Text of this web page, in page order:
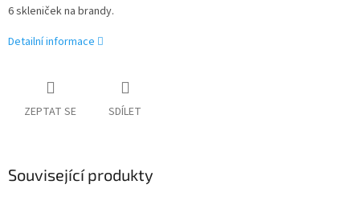
6 skleniček na brandy.
Detailní informace
ZEPTAT SE SDÍLET
Související produkty